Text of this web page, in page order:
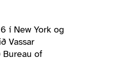
í New York og
Vassar
Bureau of